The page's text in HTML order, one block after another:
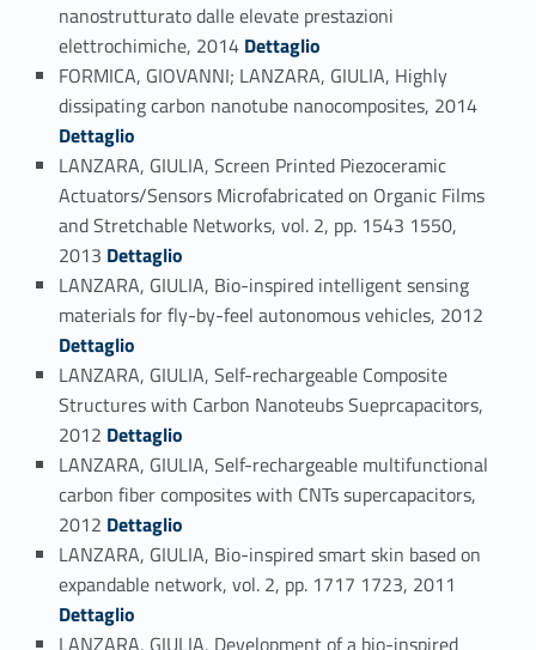
nanostrutturato dalle elevate prestazioni
elettrochimiche, 2014 Link identifier #identifier_person_25561-57
Dettaglio
FORMICA, GIOVANNI; LANZARA, GIULIA, Highly
dissipating carbon nanotube nanocomposites, 2014
Dettaglio
LANZARA, GIULIA, Screen Printed Piezoceramic
Actuators/Sensors Microfabricated on Organic Films
and Stretchable Networks, vol. 2, pp. 1543 1550,
2013 Link identifier #identifier_person_161381-59
Dettaglio
LANZARA, GIULIA, Bio-inspired intelligent sensing
materials for fly-by-feel autonomous vehicles, 2012
Dettaglio
LANZARA, GIULIA, Self-rechargeable Composite
Structures with Carbon Nanoteubs Sueprcapacitors,
2012 Link identifier #identifier_person_94313-61
Dettaglio
LANZARA, GIULIA, Self-rechargeable multifunctional
carbon fiber composites with CNTs supercapacitors,
2012 Link identifier #identifier_person_45298-62
Dettaglio
LANZARA, GIULIA, Bio-inspired smart skin based on
expandable network, vol. 2, pp. 1717 1723, 2011
Dettaglio